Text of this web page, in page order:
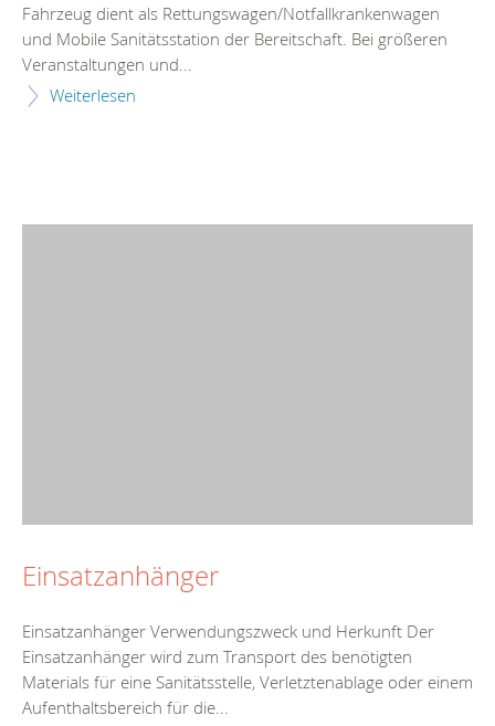
Fahrzeug dient als Rettungswagen/Notfallkrankenwagen
und Mobile Sanitätsstation der Bereitschaft. Bei größeren
Veranstaltungen und...
Weiterlesen
Einsatzanhänger
Einsatzanhänger Verwendungszweck und Herkunft Der
Einsatzanhänger wird zum Transport des benötigten
Materials für eine Sanitätsstelle, Verletztenablage oder einem
Aufenthaltsbereich für die...